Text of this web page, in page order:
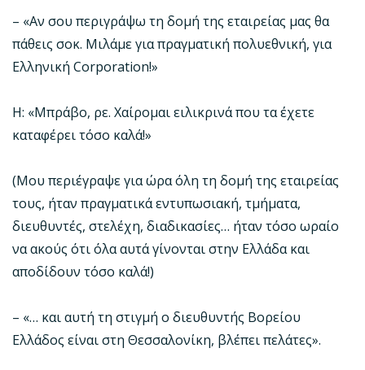
– «Αν σου περιγράψω τη δομή της εταιρείας μας θα
πάθεις σοκ. Μιλάμε για πραγματική πολυεθνική, για
Ελληνική Corporation!»
Η: «Μπράβο, ρε. Χαίρομαι ειλικρινά που τα έχετε
καταφέρει τόσο καλά!»
(Μου περιέγραψε για ώρα όλη τη δομή της εταιρείας
τους, ήταν πραγματικά εντυπωσιακή, τμήματα,
διευθυντές, στελέχη, διαδικασίες… ήταν τόσο ωραίο
να ακούς ότι όλα αυτά γίνονται στην Ελλάδα και
αποδίδουν τόσο καλά!)
– «… και αυτή τη στιγμή ο διευθυντής Βορείου
Ελλάδος είναι στη Θεσσαλονίκη, βλέπει πελάτες».